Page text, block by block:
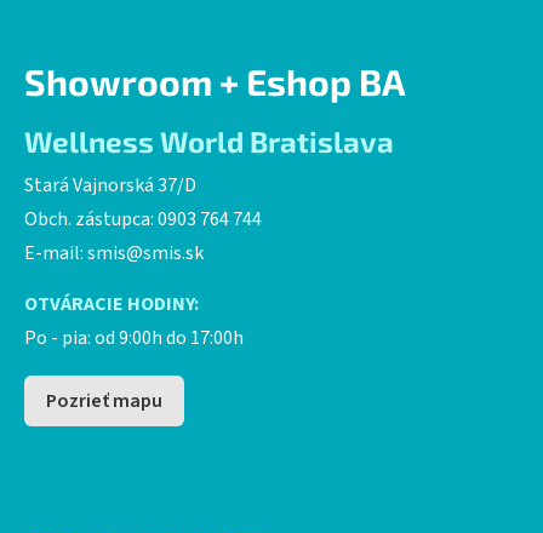
Showroom + Eshop BA
Wellness World Bratislava
Stará Vajnorská 37/D
Obch. zástupca: 0903 764 744
E-mail:smis@smis.sk
OTVÁRACIE HODINY:
Po - pia: od 9:00h do 17:00h
Pozrieť mapu